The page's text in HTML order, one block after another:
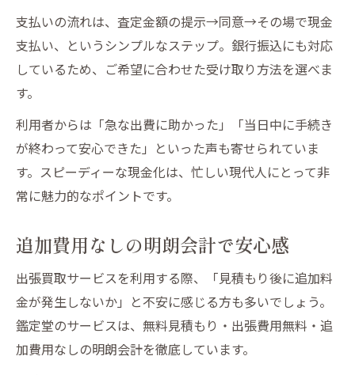
支払いの流れは、査定金額の提示→同意→その場で現金
支払い、というシンプルなステップ。銀行振込にも対応
しているため、ご希望に合わせた受け取り方法を選べま
す。
利用者からは「急な出費に助かった」「当日中に手続き
が終わって安心できた」といった声も寄せられていま
す。スピーディーな現金化は、忙しい現代人にとって非
常に魅力的なポイントです。
追加費用なしの明朗会計で安心感
出張買取サービスを利用する際、「見積もり後に追加料
金が発生しないか」と不安に感じる方も多いでしょう。
鑑定堂のサービスは、無料見積もり・出張費用無料・追
加費用なしの明朗会計を徹底しています。